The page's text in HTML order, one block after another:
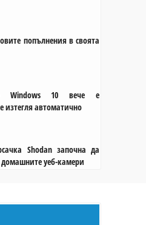
попълнения в своята
Windows 10 вече е
изтегля автоматично
Shodan започна да
уеб-камери